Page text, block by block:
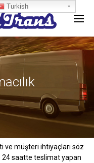
ve müşteri ihtiyaçları söz
24 saatte teslimat yapan
Turkish